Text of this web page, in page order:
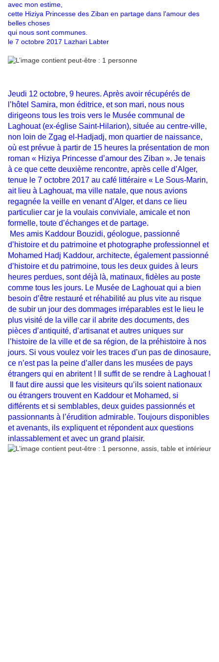
avec mon estime,
cette Hiziya Princesse des Ziban en partage dans l'amour des
belles choses
qui nous sont communes.
le 7 octobre 2017 Lazhari Labter
Jeudi 12 octobre, 9 heures. Après avoir récupérés de
l’hôtel Samira, mon éditrice, et son mari, nous nous
dirigeons tous les trois vers le Musée communal de
Laghouat (ex-église Saint-Hilarion), située au centre-ville,
non loin de Zgag el-Hadjadj, mon quartier de naissance,
où est prévue à partir de 15 heures la présentation de mon
roman « Hiziya Princesse d’amour des Ziban ». Je tenais
à ce que cette deuxième rencontre, après celle d’Alger,
tenue le 7 octobre 2017 au café littéraire « Le Sous-Marin,
ait lieu à Laghouat, ma ville natale, que nous avions
regagnée la veille en venant d’Alger, et dans ce lieu
particulier car je la voulais conviviale, amicale et non
formelle, toute d’échanges et de partage.
Mes amis Kaddour Bouzidi, géologue, passionné
d’histoire et du patrimoine et photographe professionnel et
Mohamed Hadj Kaddour, architecte, également passionné
d’histoire et du patrimoine, tous les deux guides à leurs
heures perdues, sont déjà là, matinaux, fidèles au poste
comme tous les jours. Le Musée de Laghouat qui a bien
besoin d’être restauré et réhabilité au plus vite au risque
de subir un jour des dommages irréparables est le lieu le
plus visité de la ville car il abrite des documents, des
pièces d’antiquité, d’artisanat et autres uniques sur
l’histoire de la ville et de sa région, de la préhistoire à nos
jours. Si vous voulez voir les traces d’un pas de dinosaure,
ce n’est pas la peine d’aller dans les musées de pays
étrangers qui en abritent ! Il suffit de se rendre à Laghouat !
Il faut dire aussi que les visiteurs qu’ils soient nationaux
ou étrangers trouvent en Kaddour et Mohamed, si
différents et si semblables, deux guides passionnés et
passionnants à l’érudition admirable. Toujours disponibles
et avenants, ils expliquent et répondent aux questions
inlassablement et avec un grand plaisir.